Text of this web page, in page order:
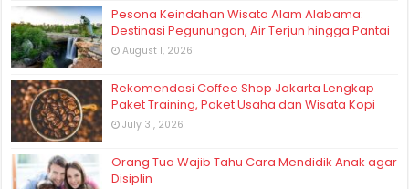
Pesona Keindahan Wisata Alam Alabama:
Destinasi Pegunungan, Air Terjun hingga Pantai
August 1, 2026
Rekomendasi Coffee Shop Jakarta Lengkap
Paket Training, Paket Usaha dan Wisata Kopi
July 31, 2026
Orang Tua Wajib Tahu Cara Mendidik Anak agar
Disiplin